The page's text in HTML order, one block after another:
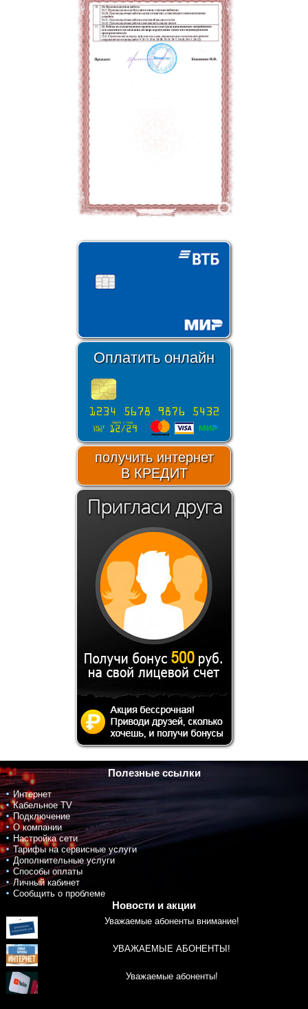
Оплатить онлайн
получить интернет
В КРЕДИТ
Полезные ссылки
Интернет
Кабельное TV
Подключение
О компании
Настройка сети
Тарифы на сервисные услуги
Дополнительные услуги
Способы оплаты
Личный кабинет
Сообщить о проблеме
Новости и акции
Уважаемые абоненты внимание!
УВАЖАЕМЫЕ АБОНЕНТЫ!
Уважаемые абоненты!